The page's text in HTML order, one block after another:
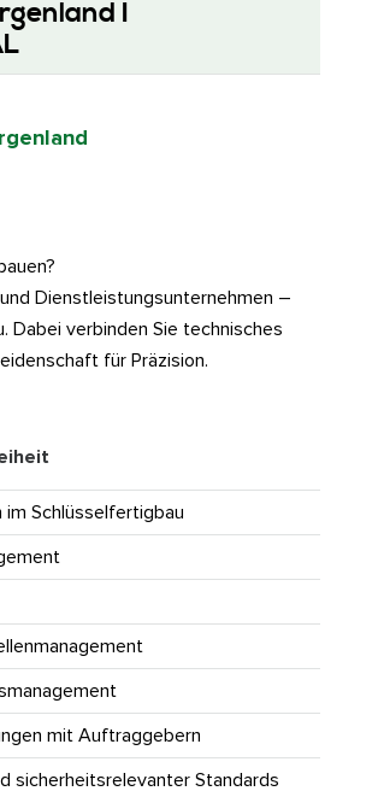
I
Dienstleistungsunternehmen –
Dabei verbinden Sie technisches
für Präzision.
im Schlüsselfertigbau
mit Auftraggebern
sicherheitsrelevanter Standards